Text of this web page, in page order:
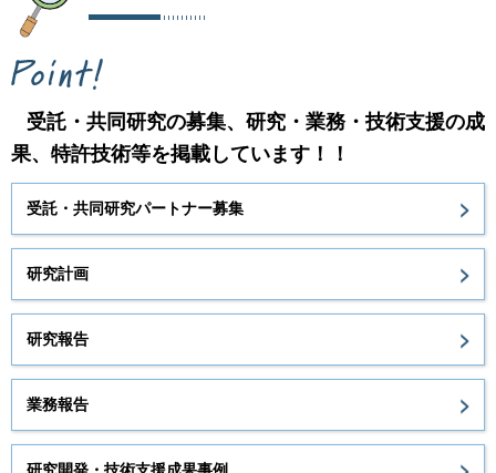
受託・共同研究の募集、研究・業務・技術支援の成
果、特許技術等を掲載しています！！
受託・共同研究パートナー募集
研究計画
研究報告
業務報告
研究開発・技術支援成果事例